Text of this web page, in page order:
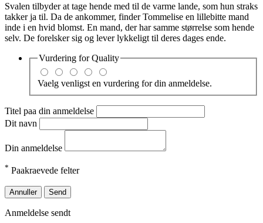
Svalen tilbyder at tage hende med til de varme lande, som hun straks
takker ja til. Da de ankommer, finder Tommelise en lillebitte mand
inde i en hvid blomst. En mand, der har samme størrelse som hende
selv. De forelsker sig og lever lykkeligt til deres dages ende.
Vurdering forQuality
Vaelg venligst en vurdering for din anmeldelse.
Titel paa din anmeldelse
Dit navn
Din anmeldelse
* Paakraevede felter
Annuller Send
Anmeldelse sendt